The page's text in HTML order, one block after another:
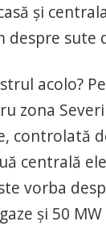
și
despre
acolo?
zona
controlată
centrală
vorba
și 50